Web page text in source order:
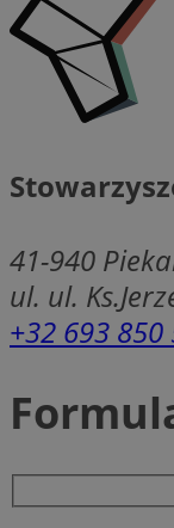
41-940
ul. ul.
+32 693 850